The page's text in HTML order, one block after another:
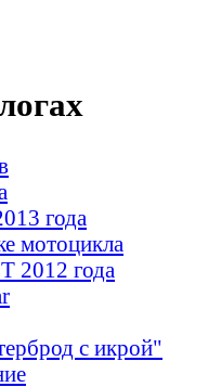
года
мотоцикла
2012 года
с икрой"